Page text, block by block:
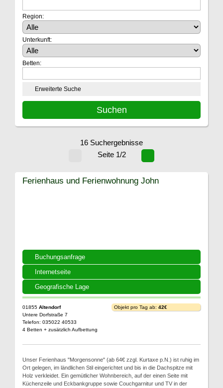
Region:
Unterkunft:
Betten:
Erweiterte Suche
16 Suchergebnisse
Seite 1/2
Buchungsanfrage
Internetseite
Geografische Lage
Ferienhaus und Ferienwohnung John
01855 Altendorf
Untere Dorfstraße 7
Telefon: 035022 40533
4 Betten + zusätzlich Aufbettung
Objekt pro Tag ab: 42€
Unser Ferienhaus "Morgensonne" (ab 64€ zzgl. Kurtaxe p.N.) ist ruhig im
Ort gelegen, im ländlichen Stil eingerichtet und bis in die Dachspitze mit
Holz verkleidet. Ein gemütlicher Wohnbereich, auf der einen Seite mit
Küchenzeile und Eckbankgruppe sowie Couchgarnitur und TV in der